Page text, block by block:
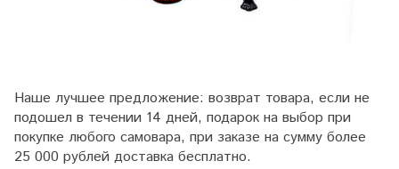
Наше лучшее предложение: возврат товара, если не
подошел в течении 14 дней, подарок на выбор при
покупке любого самовара, при заказе на сумму более
25 000 рублей доставка бесплатно.